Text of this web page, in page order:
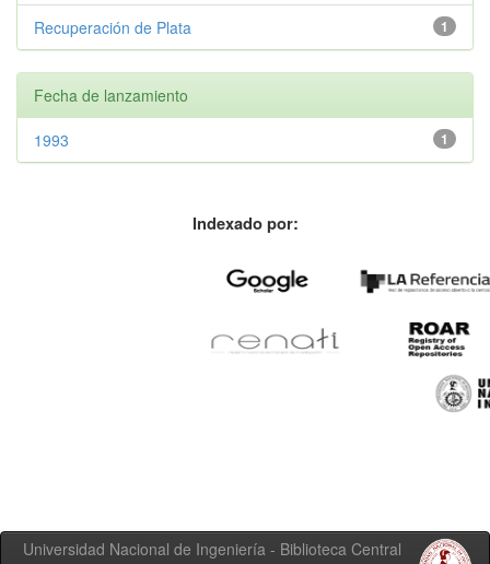
1
Recuperación de Plata
Fecha de lanzamiento
1
1993
Indexado por:
Universidad Nacional de Ingeniería - Biblioteca Central